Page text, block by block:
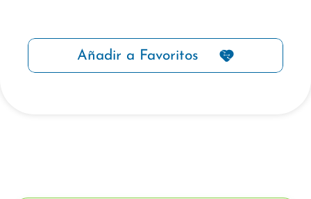
Añadir a Favoritos